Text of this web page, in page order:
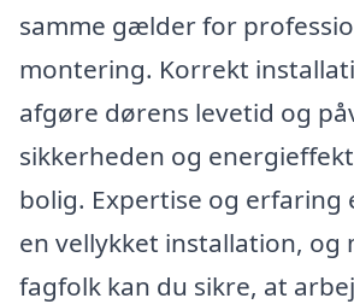
samme gælder for
montering. Korrekt
afgøre dørens levetid og
sikkerheden og
bolig. Expertise og erfaring
en vellykket installation, og
fagfolk kan du sikre, at